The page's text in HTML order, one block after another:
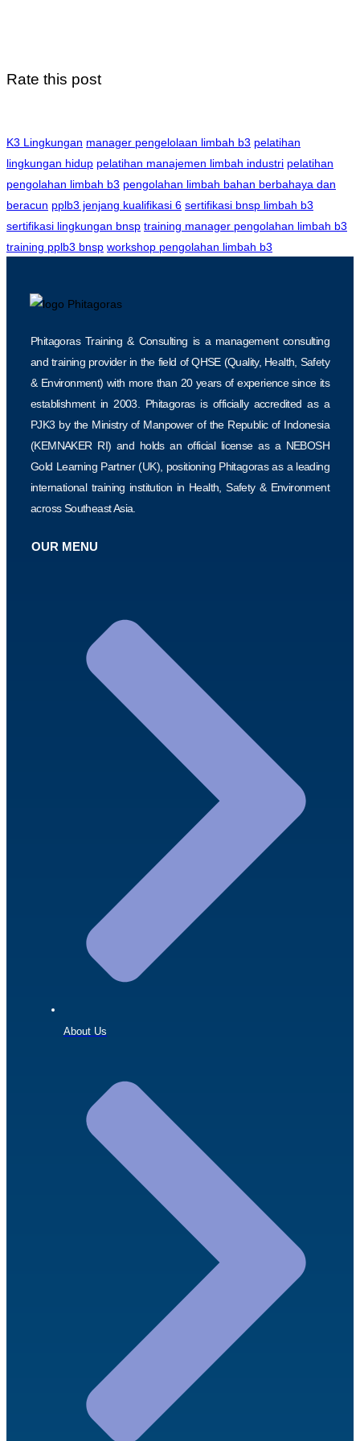
Rate this post
K3 Lingkungan manager pengelolaan limbah b3 pelatihan
lingkungan hidup pelatihan manajemen limbah industri pelatihan
pengolahan limbah b3 pengolahan limbah bahan berbahaya dan
beracun pplb3 jenjang kualifikasi 6 sertifikasi bnsp limbah b3
sertifikasi lingkungan bnsp training manager pengolahan limbah b3
training pplb3 bnsp workshop pengolahan limbah b3
Phitagoras Training & Consulting is a management consulting
and training provider in the field of QHSE (Quality, Health, Safety
& Environment) with more than 20 years of experience since its
establishment in 2003. Phitagoras is officially accredited as a
PJK3 by the Ministry of Manpower of the Republic of Indonesia
(KEMNAKER RI) and holds an official license as a NEBOSH
Gold Learning Partner (UK), positioning Phitagoras as a leading
international training institution in Health, Safety & Environment
across Southeast Asia.
OUR MENU
About Us